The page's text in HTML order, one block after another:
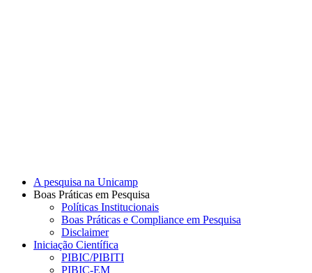
A pesquisa na Unicamp
Boas Práticas em Pesquisa
Políticas Institucionais
Boas Práticas e Compliance em Pesquisa
Disclaimer
Iniciação Científica
PIBIC/PIBITI
PIBIC-EM